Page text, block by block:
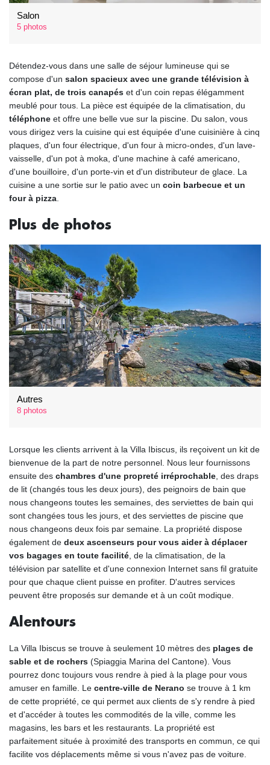
Salon
5 photos
Détendez-vous dans une salle de séjour lumineuse qui se
compose d'un salon spacieux avec une grande télévision à
écran plat, de trois canapés et d'un coin repas élégamment
meublé pour tous. La pièce est équipée de la climatisation, du
téléphone et offre une belle vue sur la piscine. Du salon, vous
vous dirigez vers la cuisine qui est équipée d'une cuisinière à cinq
plaques, d'un four électrique, d'un four à micro-ondes, d'un lave-
vaisselle, d'un pot à moka, d'une machine à café americano,
d'une bouilloire, d'un porte-vin et d'un distributeur de glace. La
cuisine a une sortie sur le patio avec un coin barbecue et un
four à pizza.
Plus de photos
Autres
8 photos
Lorsque les clients arrivent à la Villa Ibiscus, ils reçoivent un kit de
bienvenue de la part de notre personnel. Nous leur fournissons
ensuite des chambres d'une propreté irréprochable , des draps
de lit (changés tous les deux jours), des peignoirs de bain que
nous changeons toutes les semaines, des serviettes de bain qui
sont changées tous les jours, et des serviettes de piscine que
nous changeons deux fois par semaine. La propriété dispose
également de deux ascenseurs pour vous aider à déplacer
vos bagages en toute facilité , de la climatisation, de la
télévision par satellite et d'une connexion Internet sans fil gratuite
pour que chaque client puisse en profiter. D'autres services
peuvent être proposés sur demande et à un coût modique.
Alentours
La Villa Ibiscus se trouve à seulement 10 mètres des plages de
sable et de rochers (Spiaggia Marina del Cantone). Vous
pourrez donc toujours vous rendre à pied à la plage pour vous
amuser en famille. Le centre-ville de Nerano se trouve à 1 km
de cette propriété, ce qui permet aux clients de s'y rendre à pied
et d'accéder à toutes les commodités de la ville, comme les
magasins, les bars et les restaurants. La propriété est
parfaitement située à proximité des transports en commun, ce qui
facilite vos déplacements même si vous n'avez pas de voiture.